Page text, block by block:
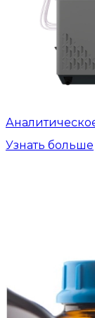
Узнать больше